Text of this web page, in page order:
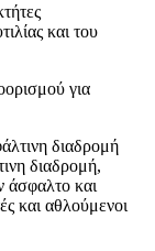
και του
για
διαδρομή
διαδρομή,
άσφαλτο και
και αθλούμενοι